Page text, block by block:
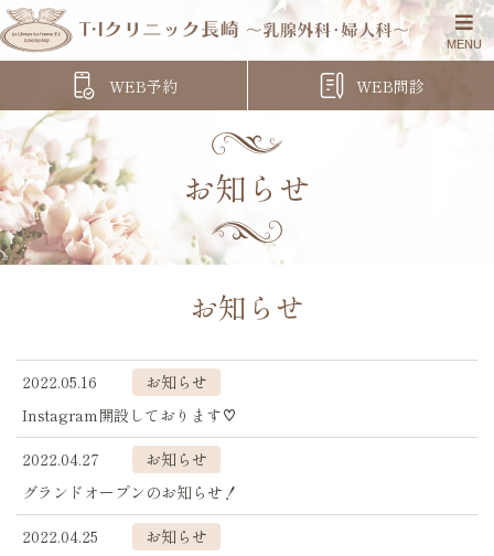
WEB予約 WEB問診
お知らせ
お知らせ
2022.05.16
お知らせ
Instagram開設しております♡
2022.04.27
お知らせ
グランドオープンのお知らせ！
2022.04.25
お知らせ